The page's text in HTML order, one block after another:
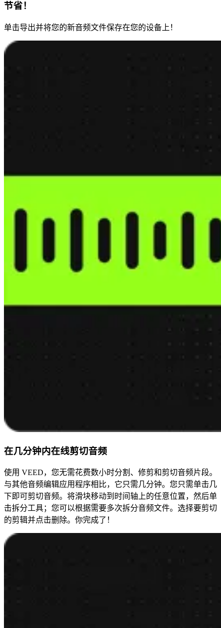
节省！
单击导出并将您的新音频文件保存在您的设备上！
在几分钟内在线剪切音频
使用 VEED，您无需花费数小时分割、修剪和剪切音频片段。
与其他音频编辑应用程序相比，它只需几分钟。您只需单击几
下即可剪切音频。将滑块移动到时间轴上的任意位置，然后单
击拆分工具；您可以根据需要多次拆分音频文件。选择要剪切
的剪辑并点击删除。你完成了！